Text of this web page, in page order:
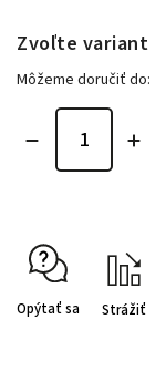
Zvoľte variant
Môžeme doručiť do:
Opýtať sa Strážiť